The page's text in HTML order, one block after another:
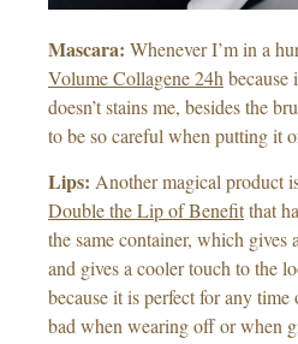
Mascara: Whenever I’m in a
Volume Collagene 24h because
doesn’t stains me, besides the
to be so careful when putting it
Lips: Another magical product
Double the Lip of Benefitthat
the same container, which
and gives a cooler touch to the
because it is perfect for any time
bad when wearing off or when